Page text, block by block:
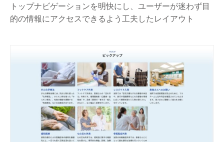
トップナビゲーションを明快にし、ユーザーが迷わず目
的の情報にアクセスできるよう工夫したレイアウト